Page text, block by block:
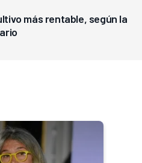
más rentable, según la